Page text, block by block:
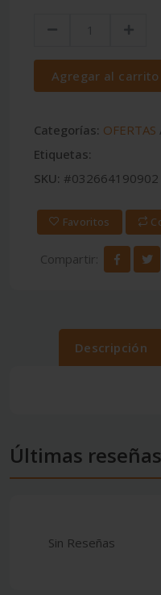
Agregar al carrito
Categorías: OFERTAS
Etiquetas:
SKU: #032664190902
Favoritos
Compartir:
Descripción
Últimas reseñas
Sin Reseñas